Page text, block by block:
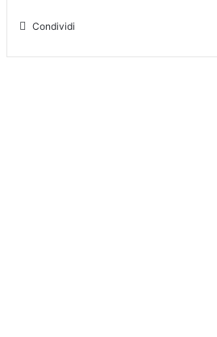
Condividi